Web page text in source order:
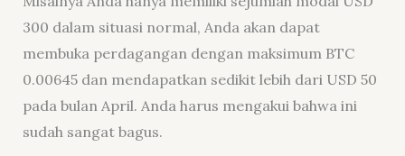
300 dalam situasi normal, Anda akan dapat
membuka perdagangan dengan maksimum BTC
0.00645 dan mendapatkan sedikit lebih dari USD 50
pada bulan April. Anda harus mengakui bahwa ini
sudah sangat bagus.